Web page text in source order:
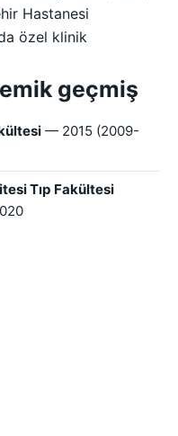
Hastanesi
özel klinik
geçmiş
— 2015 (2009-
Tıp Fakültesi